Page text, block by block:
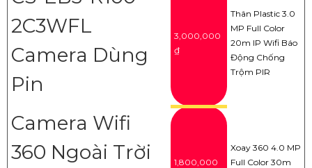
2C3WFL
Camera Dùng
Pin
3,000,000
₫
Thân Plastic 3.0
MP Full Color
20m IP Wifi Báo
Động Chống
Trộm PIR
Camera Wifi
360 Ngoài Trời
1,800,000
Xoay 360 4.0 MP
Full Color 30m